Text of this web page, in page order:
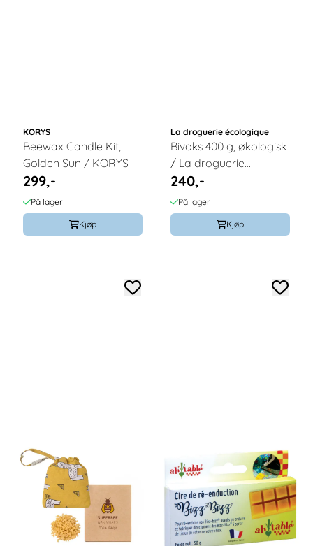
KORYS
Beewax Candle Kit,
Golden Sun / KORYS
299,-
På lager
Kjøp
La droguerie écologique
Bivoks 400 g, økologisk
/ La droguerie
écologique®
240,-
På lager
Kjøp